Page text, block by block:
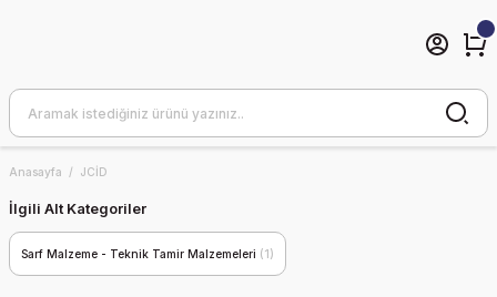
Anasayfa JCİD
İlgili Alt Kategoriler
Sarf Malzeme - Teknik Tamir Malzemeleri (1)